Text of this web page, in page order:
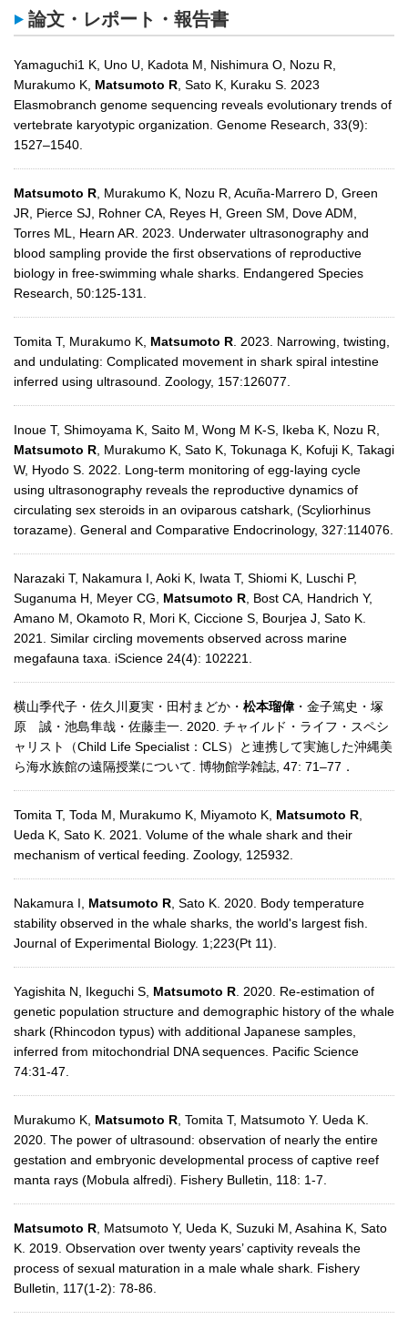
論文・レポート・報告書
Yamaguchi1 K, Uno U, Kadota M, Nishimura O, Nozu R,
Murakumo K, Matsumoto R , Sato K, Kuraku S. 2023
Elasmobranch genome sequencing reveals evolutionary trends of
vertebrate karyotypic organization. Genome Research, 33(9):
1527–1540.
Matsumoto R , Murakumo K, Nozu R, Acuña-Marrero D, Green
JR, Pierce SJ, Rohner CA, Reyes H, Green SM, Dove ADM,
Torres ML, Hearn AR. 2023. Underwater ultrasonography and
blood sampling provide the first observations of reproductive
biology in free-swimming whale sharks. Endangered Species
Research, 50:125-131.
Tomita T, Murakumo K, Matsumoto R . 2023. Narrowing, twisting,
and undulating: Complicated movement in shark spiral intestine
inferred using ultrasound. Zoology, 157:126077.
Inoue T, Shimoyama K, Saito M, Wong M K-S, Ikeba K, Nozu R,
Matsumoto R , Murakumo K, Sato K, Tokunaga K, Kofuji K, Takagi
W, Hyodo S. 2022. Long-term monitoring of egg-laying cycle
using ultrasonography reveals the reproductive dynamics of
circulating sex steroids in an oviparous catshark, (Scyliorhinus
torazame). General and Comparative Endocrinology, 327:114076.
Narazaki T, Nakamura I, Aoki K, Iwata T, Shiomi K, Luschi P,
Suganuma H, Meyer CG, Matsumoto R , Bost CA, Handrich Y,
Amano M, Okamoto R, Mori K, Ciccione S, Bourjea J, Sato K.
2021. Similar circling movements observed across marine
megafauna taxa. iScience 24(4): 102221.
横山季代子・佐久川夏実・田村まどか・ 松本瑠偉・金子篤史・塚
原 誠・池島隼哉・佐藤圭一. 2020. チャイルド・ライフ・スペシ
ャリスト（Child Life Specialist：CLS）と連携して実施した沖縄美
ら海水族館の遠隔授業について. 博物館学雑誌, 47: 71–77．
Tomita T, Toda M, Murakumo K, Miyamoto K, Matsumoto R
Ueda K, Sato K. 2021. Volume of the whale shark and their
mechanism of vertical feeding. Zoology, 125932.
Nakamura I, Matsumoto R , Sato K. 2020. Body temperature
stability observed in the whale sharks, the world's largest fish.
Journal of Experimental Biology. 1;223(Pt 11).
Yagishita N, Ikeguchi S, Matsumoto R . 2020. Re-estimation of
genetic population structure and demographic history of the whale
shark (Rhincodon typus) with additional Japanese samples,
inferred from mitochondrial DNA sequences. Pacific Science
74:31-47.
Murakumo K, Matsumoto R , Tomita T, Matsumoto Y. Ueda K.
2020. The power of ultrasound: observation of nearly the entire
gestation and embryonic developmental process of captive reef
manta rays (Mobula alfredi). Fishery Bulletin, 118: 1-7.
Matsumoto R , Matsumoto Y, Ueda K, Suzuki M, Asahina K, Sato
K. 2019. Observation over twenty years’ captivity reveals the
process of sexual maturation in a male whale shark. Fishery
Bulletin, 117(1-2): 78-86.